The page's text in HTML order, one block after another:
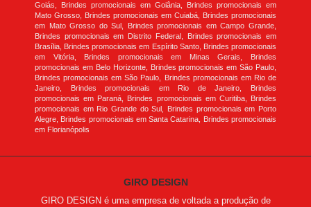
Goiás, Brindes promocionais em Goiânia, Brindes promocionais em
Mato Grosso, Brindes promocionais em Cuiabá, Brindes promocionais
em Mato Grosso do Sul, Brindes promocionais em Campo Grande,
Brindes promocionais em Distrito Federal, Brindes promocionais em
Brasília, Brindes promocionais em Espírito Santo, Brindes promocionais
em Vitória, Brindes promocionais em Minas Gerais, Brindes
promocionais em Belo Horizonte, Brindes promocionais em São Paulo,
Brindes promocionais em São Paulo, Brindes promocionais em Rio de
Janeiro, Brindes promocionais em Rio de Janeiro, Brindes
promocionais em Paraná, Brindes promocionais em Curitiba, Brindes
promocionais em Rio Grande do Sul, Brindes promocionais em Porto
Alegre, Brindes promocionais em Santa Catarina, Brindes promocionais
em Florianópolis
GIRO DESIGN
GIRO DESIGN é uma empresa de voltada a produção de